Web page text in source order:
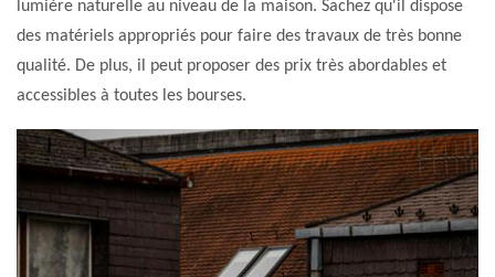
lumière naturelle au niveau de la maison. Sachez qu'il dispose
des matériels appropriés pour faire des travaux de très bonne
qualité. De plus, il peut proposer des prix très abordables et
accessibles à toutes les bourses.